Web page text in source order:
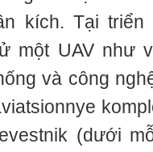
kích. Tại triển
một UAV như
và công
(dưới